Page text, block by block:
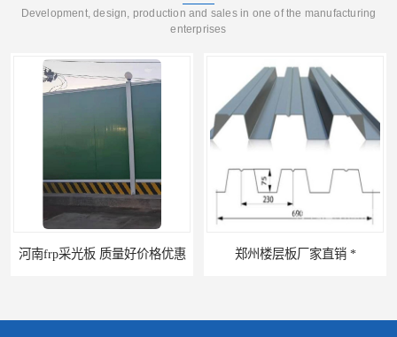
Development, design, production and sales in one of the manufacturing
enterprises
郑州楼层板厂家直销 *